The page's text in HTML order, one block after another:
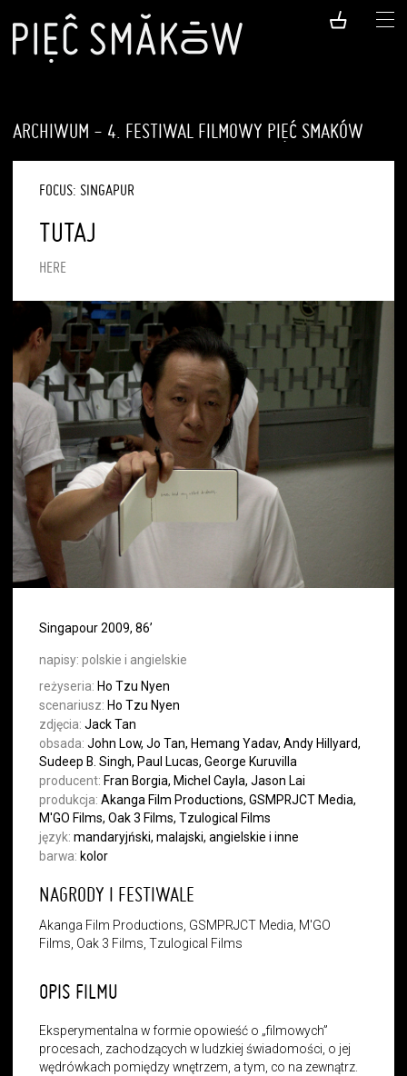
ARCHIWUM - 4. FESTIWAL FILMOWY PIĘĆ SMAKÓW
FOCUS: SINGAPUR
TUTAJ
HERE
Singapour 2009, 86’
napisy: polskie i angielskie
reżyseria: Ho Tzu Nyen
scenariusz: Ho Tzu Nyen
zdjęcia:Jack Tan
obsada:John Low, Jo Tan, Hemang Yadav, Andy Hillyard,
Sudeep B. Singh, Paul Lucas, George Kuruvilla
producent: Fran Borgia, Michel Cayla, Jason Lai
produkcja:Akanga Film Productions, GSMPRJCT Media,
M'GO Films, Oak 3 Films, Tzulogical Films
język:mandaryjński, malajski, angielskie i inne
barwa: kolor
NAGRODY I FESTIWALE
Akanga Film Productions, GSMPRJCT Media, M'GO
Films, Oak 3 Films, Tzulogical Films
OPIS FILMU
Eksperymentalna w formie opowieść o „filmowych”
procesach, zachodzących w ludzkiej świadomości, o jej
wędrówkach pomiędzy wnętrzem, a tym, co na zewnątrz.